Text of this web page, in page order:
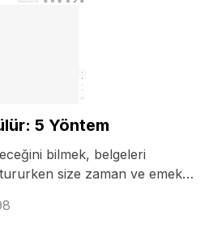
5 Yöntem
size zaman ve emek
bir ...